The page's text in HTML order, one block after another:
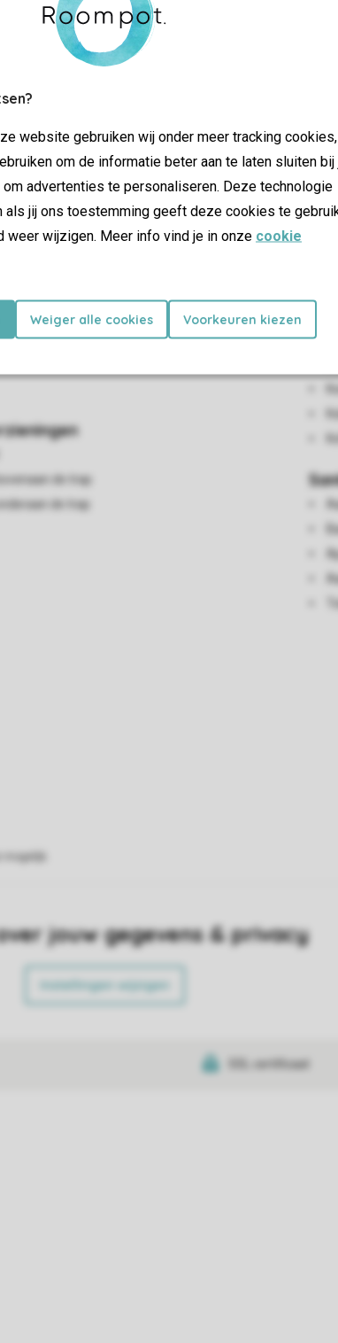
website gebruiken wij onder meer tracking
om de informatie beter aan te laten sluiten bij
advertenties te personaliseren. Deze technologie
als jij ons toestemming geeft deze cookies te
weer wijzigen. Meer info vind je in onze cookie
Weiger alle cookies Voorkeuren kiezen
en eethoek. De keuken heeft een
Beide slaapkamers hebben een
gratis wifi. Er is plek voor 1 auto op de centrale
sommige woningen van dit type zijn 2 honden
de trap
de trap
jouw gegevens & privacy
Instellingen wijzigen
SSL certificaat